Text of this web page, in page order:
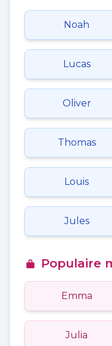
Noah
Lucas
Oliver
Thomas
Louis
Jules
Populaire
Emma
Julia